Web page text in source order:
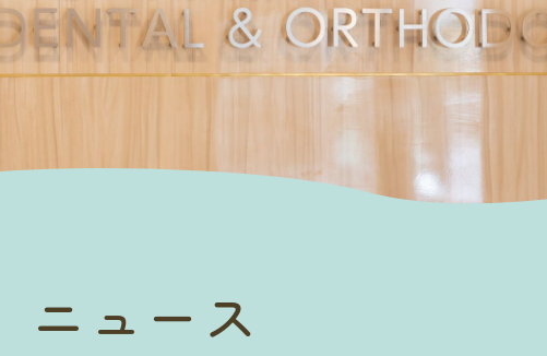
ニュース